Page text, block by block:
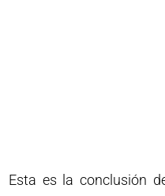
Esta es la conclusión